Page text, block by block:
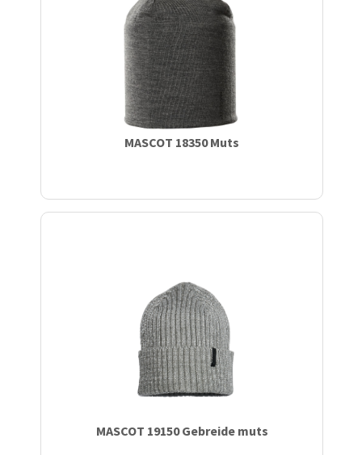
MASCOT 18350 Muts
MASCOT 19150 Gebreide muts